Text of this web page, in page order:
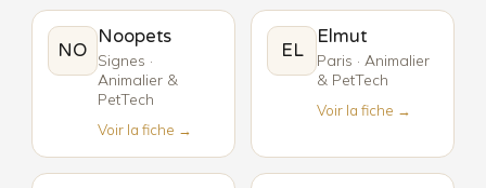
NO
Noopets
Signes ·
Animalier &
PetTech
Voir la fiche →
EL
Elmut
Paris · Animalier
& PetTech
Voir la fiche →